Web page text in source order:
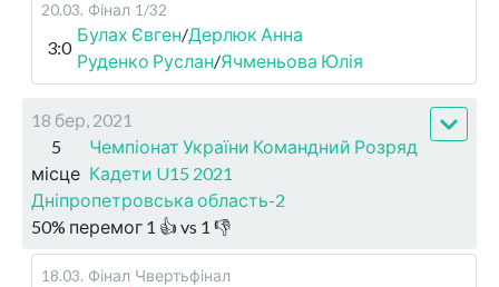
20.03. Фінал 1/32
3:0
Булах Євген/Дерлюк Анна
Руденко Руслан/Ячменьова Юлія
18 бер, 2021
5
місце
Чемпіонат України Командний Розряд
Кадети U15 2021
Дніпропетровська область-2
50% перемог 1 👍 vs 1 👎
18.03. Фінал Чвертьфінал